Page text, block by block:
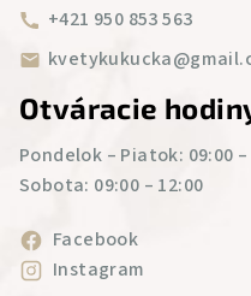
+421 950 853 563
Otváracie
Pondelok – Piatok: 09:00 –
Sobota: 09:00 – 12:00
Facebook
Instagram